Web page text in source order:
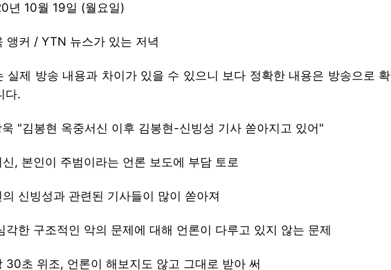
년 10월 19일 (월요일)
앵커 / YTN 뉴스가 있는 저녁
실제 방송 내용과 차이가 있을 수 있으니 보다 정확한 내용은 방송으로 확
다.
"김봉현 옥중서신 이후 김봉현-신빙성 기사 쏟아지고 있어"
, 본인이 주범이라는 언론 보도에 부담 토로
신빙성과 관련된 기사들이 많이 쏟아져
각한 구조적인 악의 문제에 대해 언론이 다루고 있지 않는 문제
30초 위조, 언론이 해보지도 않고 그대로 받아 써